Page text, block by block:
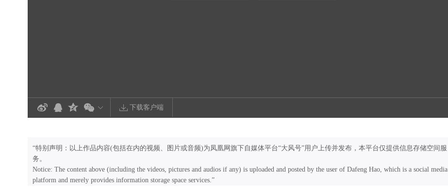
下载客户端
“特别声明：以上作品内容(包括在内的视频、图片或音频)为凤凰网旗下自媒体平台“大风号”用户上传并发布，本平台仅提供信息存储空间服
务。
Notice: The content above (including the videos, pictures and audios if any) is uploaded and posted by the user of Dafeng Hao, which is a social media
platform and merely provides information storage space services.”